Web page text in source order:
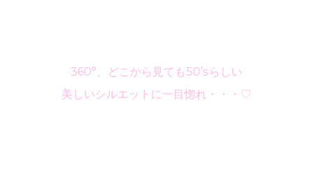
360°、どこから見ても50’sらしい
美しいシルエットに一目惚れ・・・♡